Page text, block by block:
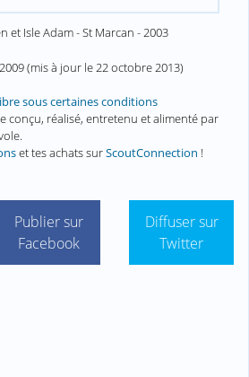
et Isle Adam - St Marcan - 2003
(mis à jour le 22 octobre 2013)
sous certaines conditions
conçu, réalisé, entretenu et alimenté par
et tes achats surScoutConnection !
Publier sur
Facebook
Diffuser sur
Twitter